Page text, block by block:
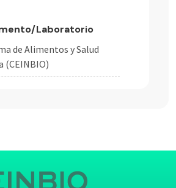
Laboratorio
de Alimentos y Salud
(CEINBIO)